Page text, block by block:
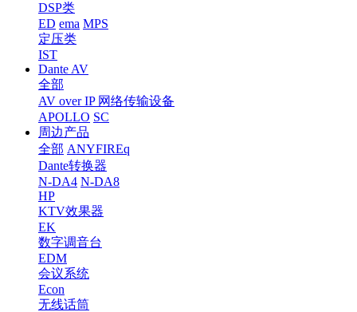
DSP类
ED ema MPS
定压类
IST
Dante AV
全部
AV over IP 网络传输设备
APOLLO SC
周边产品
全部 ANYFIREq
Dante转换器
N-DA4 N-DA8
HP
KTV效果器
EK
数字调音台
EDM
会议系统
Econ
无线话筒